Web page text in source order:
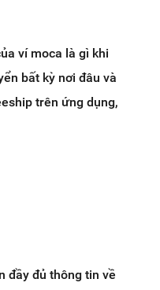
ví moca là gì khi
bất kỳ nơi đâu và
trên ứng dụng,
đầy đủ thông tin về